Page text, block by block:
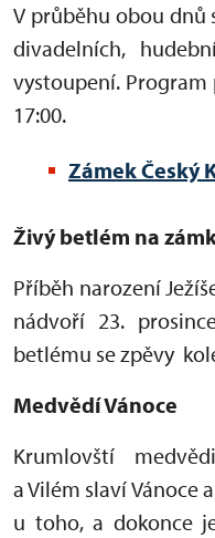
V průběhu obou dnů
divadelních,
vystoupení.
17:00.
Zámek Český
Živý betlém na
Příběh narození
nádvoří 23.
betlému se zpěvy
Medvědí Vánoce
Krumlovští
a Vilém slaví Vánoce
u toho, a dokonce